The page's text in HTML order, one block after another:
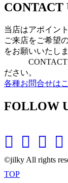
CONTACT
当店はアポイン
ご来店をご希望
をお願いいたしま
CONTACTか
ださい。
各種お問合せは
FOLLOW
©jilky All rights
TOP